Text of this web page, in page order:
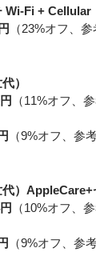
Fi + Cellular
（23%オフ、
）
（11%オフ、
（9%オフ、参
）AppleCare+
（10%オフ、
（9%オフ、参